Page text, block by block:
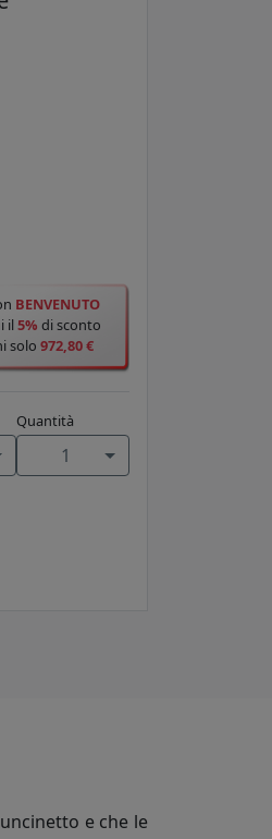
BENVENUTO
il5% di sconto
solo 972,80 €
Quantità
1
e che le